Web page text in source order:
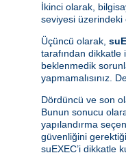
İkinci olarak,
seviyesi üzerindeki
Üçüncü olarak,
tarafından dikkatle
beklenmedik
yapmamalısınız.
Dördüncü ve son
Bunun sonucu
yapılandırma
güvenliğini
suEXEC’i dikkatle